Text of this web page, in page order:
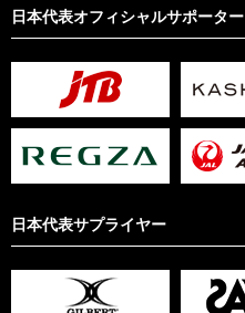
日本代表オフィシャルサポーター
日本代表サプライヤー